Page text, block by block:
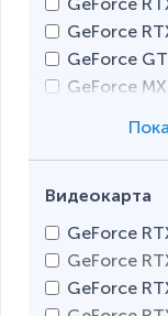
Apple M1
Apple M2
Apple M2 (0)
Apple M1
Apple M1 (
GeForce
GeForce
GeForce
Intel Arc
Видеокарта
GeForce
GeForce
GeForce